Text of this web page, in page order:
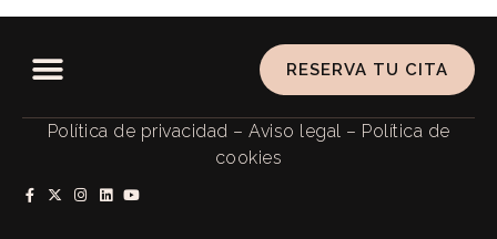
RESERVA TU CITA
Política de privacidad – Aviso legal – Política de
cookies